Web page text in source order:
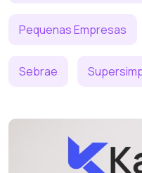
Pequenas Empresas
Sebrae